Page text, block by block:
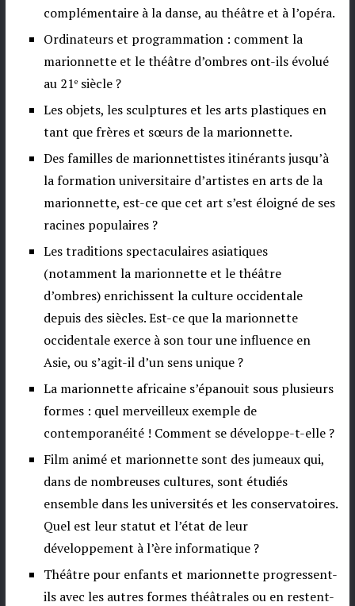
complémentaire à la danse, au théâtre et à l’opéra.
Ordinateurs et programmation : comment la
marionnette et le théâtre d’ombres ont-ils évolué
au 21esiècle ?
Les objets, les sculptures et les arts plastiques en
tant que frères et sœurs de la marionnette.
Des familles de marionnettistes itinérants jusqu’à
la formation universitaire d’artistes en arts de la
marionnette, est-ce que cet art s’est éloigné de ses
racines populaires ?
Les traditions spectaculaires asiatiques
(notamment la marionnette et le théâtre
d’ombres) enrichissent la culture occidentale
depuis des siècles. Est-ce que la marionnette
occidentale exerce à son tour une influence en
Asie, ou s’agit-il d’un sens unique ?
La marionnette africaine s’épanouit sous plusieurs
formes : quel merveilleux exemple de
contemporanéité ! Comment se développe-t-elle ?
Film animé et marionnette sont des jumeaux qui,
dans de nombreuses cultures, sont étudiés
ensemble dans les universités et les conservatoires.
Quel est leur statut et l’état de leur
développement à l’ère informatique ?
Théâtre pour enfants et marionnette progressent-
ils avec les autres formes théâtrales ou en restent-